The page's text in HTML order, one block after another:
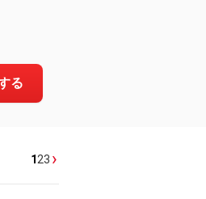
る
123 ›